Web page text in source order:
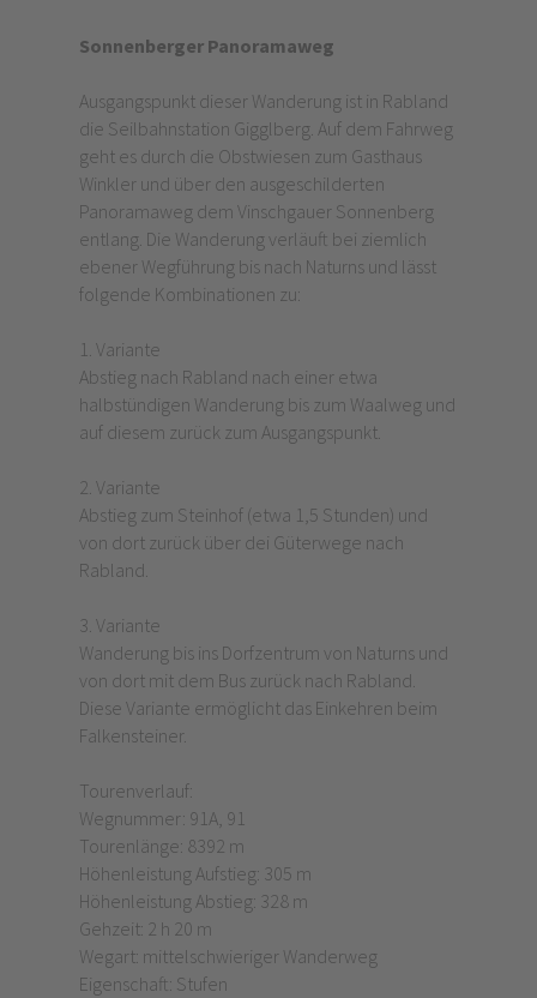
Sonnenberger Panoramaweg
Ausgangspunkt dieser Wanderung ist in Rabland
die Seilbahnstation Gigglberg. Auf dem Fahrweg
geht es durch die Obstwiesen zum Gasthaus
Winkler und über den ausgeschilderten
Panoramaweg dem Vinschgauer Sonnenberg
entlang. Die Wanderung verläuft bei ziemlich
ebener Wegführung bis nach Naturns und lässt
folgende Kombinationen zu:
1. Variante
Abstieg nach Rabland nach einer etwa
halbstündigen Wanderung bis zum Waalweg und
auf diesem zurück zum Ausgangspunkt.
2. Variante
Abstieg zum Steinhof (etwa 1,5 Stunden) und
von dort zurück über dei Güterwege nach
Rabland.
3. Variante
Wanderung bis ins Dorfzentrum von Naturns und
von dort mit dem Bus zurück nach Rabland.
Diese Variante ermöglicht das Einkehren beim
Falkensteiner.
Tourenverlauf:
Wegnummer: 91A, 91
Tourenlänge: 8392 m
Höhenleistung Aufstieg: 305 m
Höhenleistung Abstieg: 328 m
Gehzeit: 2 h 20 m
Wegart: mittelschwieriger Wanderweg
Eigenschaft: Stufen